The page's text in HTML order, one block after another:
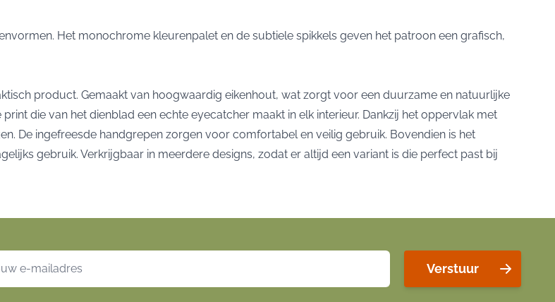
Het monochrome kleurenpalet en de subtiele spikkels geven het patroon een grafisch,
product. Gemaakt van hoogwaardig eikenhout, wat zorgt voor een duurzame en natuurlijke
die van het dienblad een echte eyecatcher maakt in elk interieur. Dankzij het oppervlak met
De ingefreesde handgrepen zorgen voor comfortabel en veilig gebruik. Bovendien is het
gebruik. Verkrijgbaar in meerdere designs, zodat er altijd een variant is die perfect past bij
Verstuur